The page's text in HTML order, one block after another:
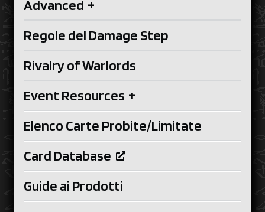
Advanced +
Regole del Damage Step
Rivalry of Warlords
Event Resources +
Elenco Carte Probite/Limitate
Card Database
Guide ai Prodotti